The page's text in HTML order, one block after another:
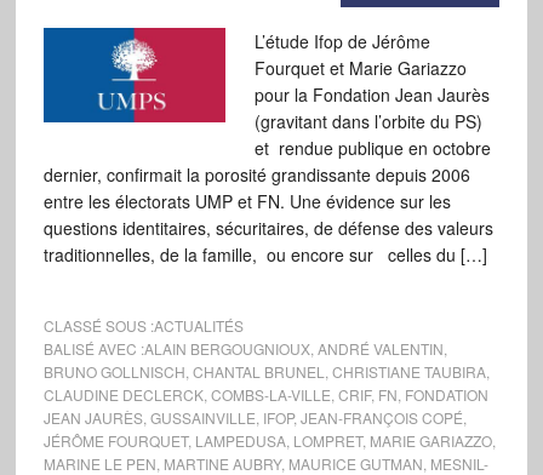
L’étude Ifop de Jérôme
Fourquet et Marie Gariazzo
pour la Fondation Jean Jaurès
(gravitant dans l’orbite du PS)
et rendue publique en octobre
dernier, confirmait la porosité grandissante depuis 2006
entre les électorats UMP et FN. Une évidence sur les
questions identitaires, sécuritaires, de défense des valeurs
traditionnelles, de la famille, ou encore sur celles du […]
CLASSÉ SOUS :ACTUALITÉS
BALISÉ AVEC :ALAIN BERGOUGNIOUX, ANDRÉ VALENTIN
BRUNO GOLLNISCH CHANTAL BRUNEL CHRISTIANE TAUBIRA,
CLAUDINE DECLERCK, COMBS-LA-VILLE CRIF, FN FONDATION
JEAN JAURÈS, GUSSAINVILLE IFOP, JEAN-FRANÇOIS COPÉ
JÉRÔME FOURQUET, LAMPEDUSA, LOMPRET, MARIE GARIAZZO,
MARINE LE PEN MARTINE AUBRY, MAURICE GUTMAN MESNIL-